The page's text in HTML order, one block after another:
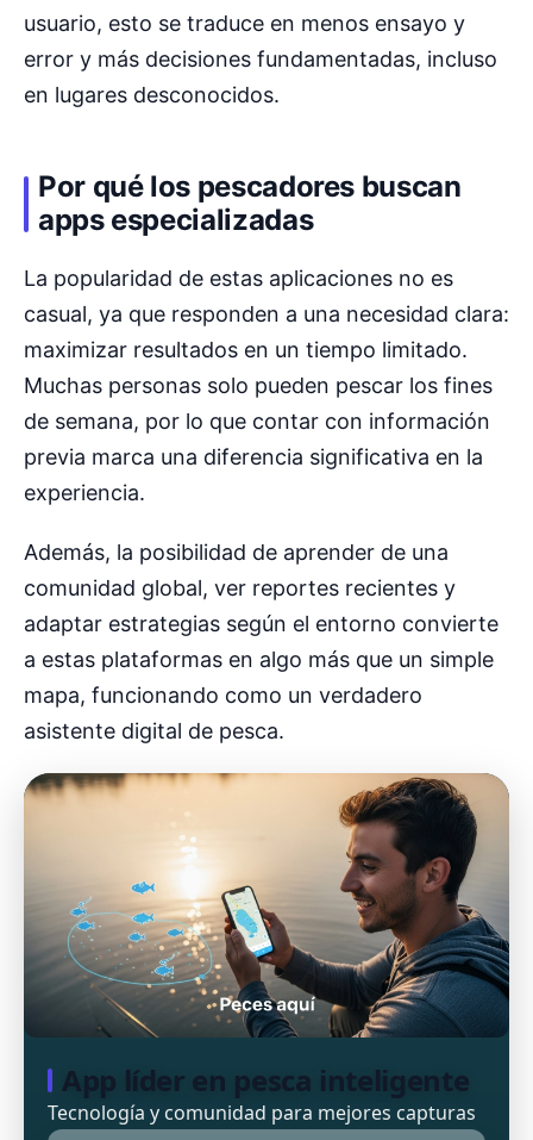
usuario, esto se traduce en menos ensayo y
error y más decisiones fundamentadas, incluso
en lugares desconocidos.
Por qué los pescadores buscan
apps especializadas
La popularidad de estas aplicaciones no es
casual, ya que responden a una necesidad clara:
maximizar resultados en un tiempo limitado.
Muchas personas solo pueden pescar los fines
de semana, por lo que contar con información
previa marca una diferencia significativa en la
experiencia.
Además, la posibilidad de aprender de una
comunidad global, ver reportes recientes y
adaptar estrategias según el entorno convierte
a estas plataformas en algo más que un simple
mapa, funcionando como un verdadero
asistente digital de pesca.
App líder en pesca inteligente
Tecnología y comunidad para mejores capturas